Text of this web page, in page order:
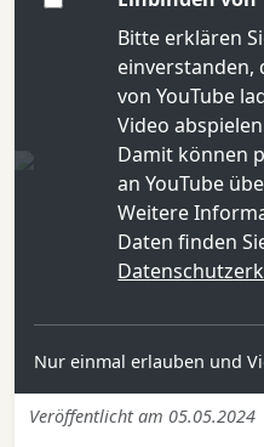
Bitte erklären
einverstanden,
von YouTube
Video
Damit können
an YouTube
Weitere
Daten finden
Nur einmal erlauben und
Veröffentlicht am 05.05.2024